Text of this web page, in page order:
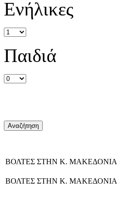
Ενήλικες
Παιδιά
ΒΟΛΤΕΣ ΣΤΗΝ Κ. ΜΑΚΕΔΟΝΙΑ
ΒΟΛΤΕΣ ΣΤΗΝ Κ. ΜΑΚΕΔΟΝΙΑ